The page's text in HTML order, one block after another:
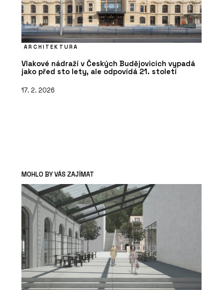
ARCHITEKTURA
Vlakové nádraží v Českých Budějovicích vypadá
jako před sto lety, ale odpovídá 21. století
17. 2. 2026
MOHLO BY VÁS ZAJÍMAT